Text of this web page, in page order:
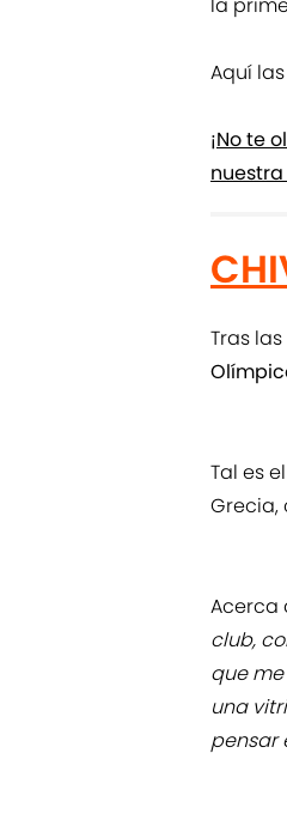
la
Aquí
¡No te
Tras
Tal es
Grecia,
Acerca
club,
que
una
pensar